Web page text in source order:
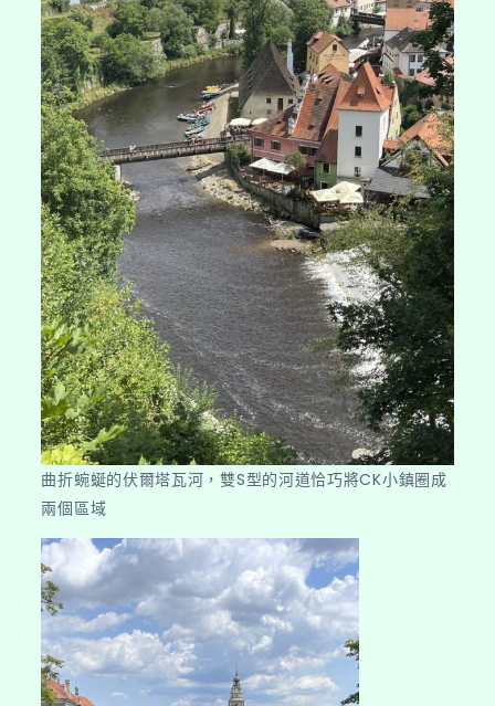
曲折蜿蜒的伏爾塔瓦河，雙S型的河道恰巧將CK小鎮圈成
兩個區域